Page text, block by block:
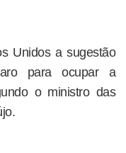
Unidos a sugestão
para ocupar a
o ministro das